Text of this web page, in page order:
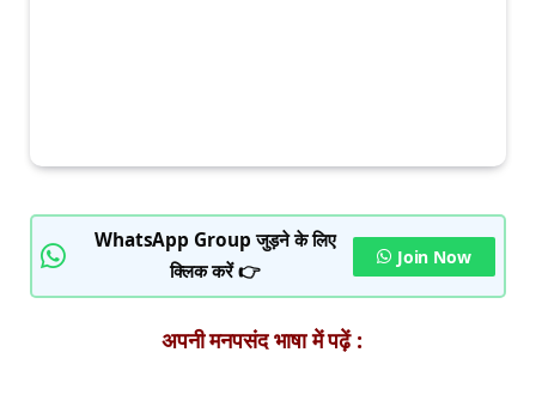
WhatsApp Group जुड़ने के लिए
क्लिक करें 👉
Join Now
अपनी मनपसंद भाषा में पढ़ें :